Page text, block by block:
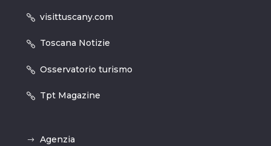
visittuscany.com
Toscana Notizie
Osservatorio turismo
Tpt Magazine
Agenzia